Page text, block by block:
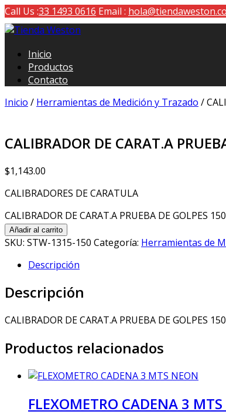
Call Us :33 1493 0616 Email :
Tienda Weston
Herramientas de carga y medición
Inicio
Productos
Contacto
Inicio / Herramientas de Medición y Trazado /
CALIBRADOR DE CARAT.A
$1,143.00
CALIBRADORES DE CARATULA
CALIBRADOR DE CARAT.A PRUEBA DE GOLPES
Añadir al carrito
SKU: STW-1315-150 Categoría: Herramientas de
Descripción
Descripción
CALIBRADOR DE CARAT.A PRUEBA DE GOLPES
Productos relacionados
FLEXOMETRO CADENA 3